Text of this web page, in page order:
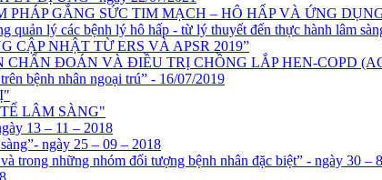
PHÁP GẮNG SỨC TIM MẠCH – HÔ HẤP VÀ ỨNG
quản lý các bệnh lý hô hấp - từ lý thuyết đến thực hành lâm
CẬP NHẬT TỪ ERS VÀ APSR 2019”
ĐOÁN VÀ ĐIỀU TRỊ CHỒNG LẮP HEN-COPD
bệnh nhân ngoại trú” - 16/07/2019
LÂM SÀNG"
13 – 11 – 2018
ngày 25 – 09 – 2018
những nhóm đối tượng bệnh nhân đặc biệt” - ngày 30 –